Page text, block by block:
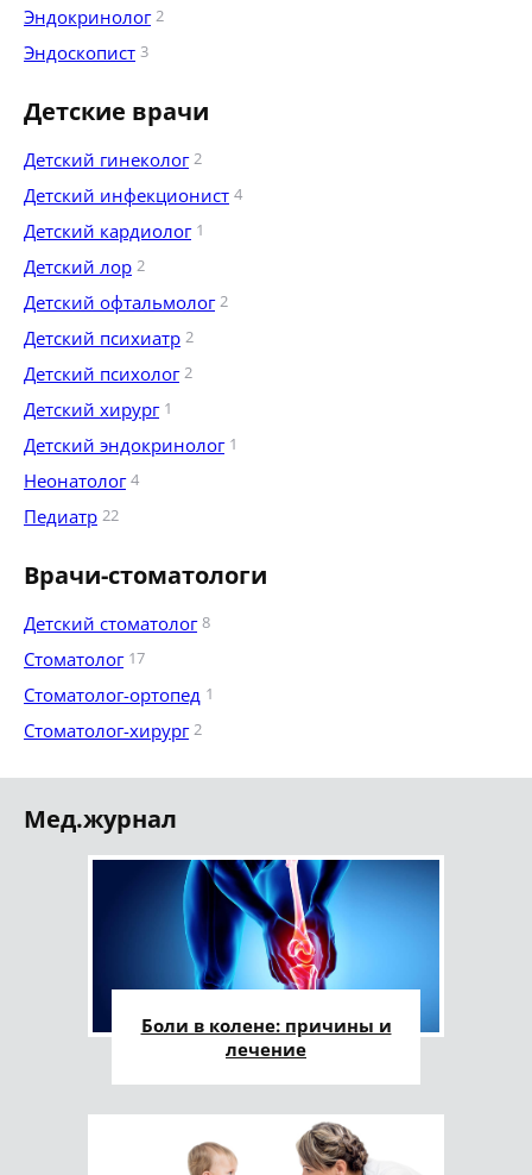
Эндокринолог 2
Эндоскопист 3
Детские врачи
Детский гинеколог 2
Детский инфекционист 4
Детский кардиолог 1
Детский лор 2
Детский офтальмолог 2
Детский психиатр 2
Детский психолог 2
Детский хирург 1
Детский эндокринолог 1
Неонатолог 4
Педиатр 22
Врачи-стоматологи
Детский стоматолог 8
Стоматолог 17
Стоматолог-ортопед 1
Стоматолог-хирург 2
Мед.журнал
Боли в колене: причины и
лечение